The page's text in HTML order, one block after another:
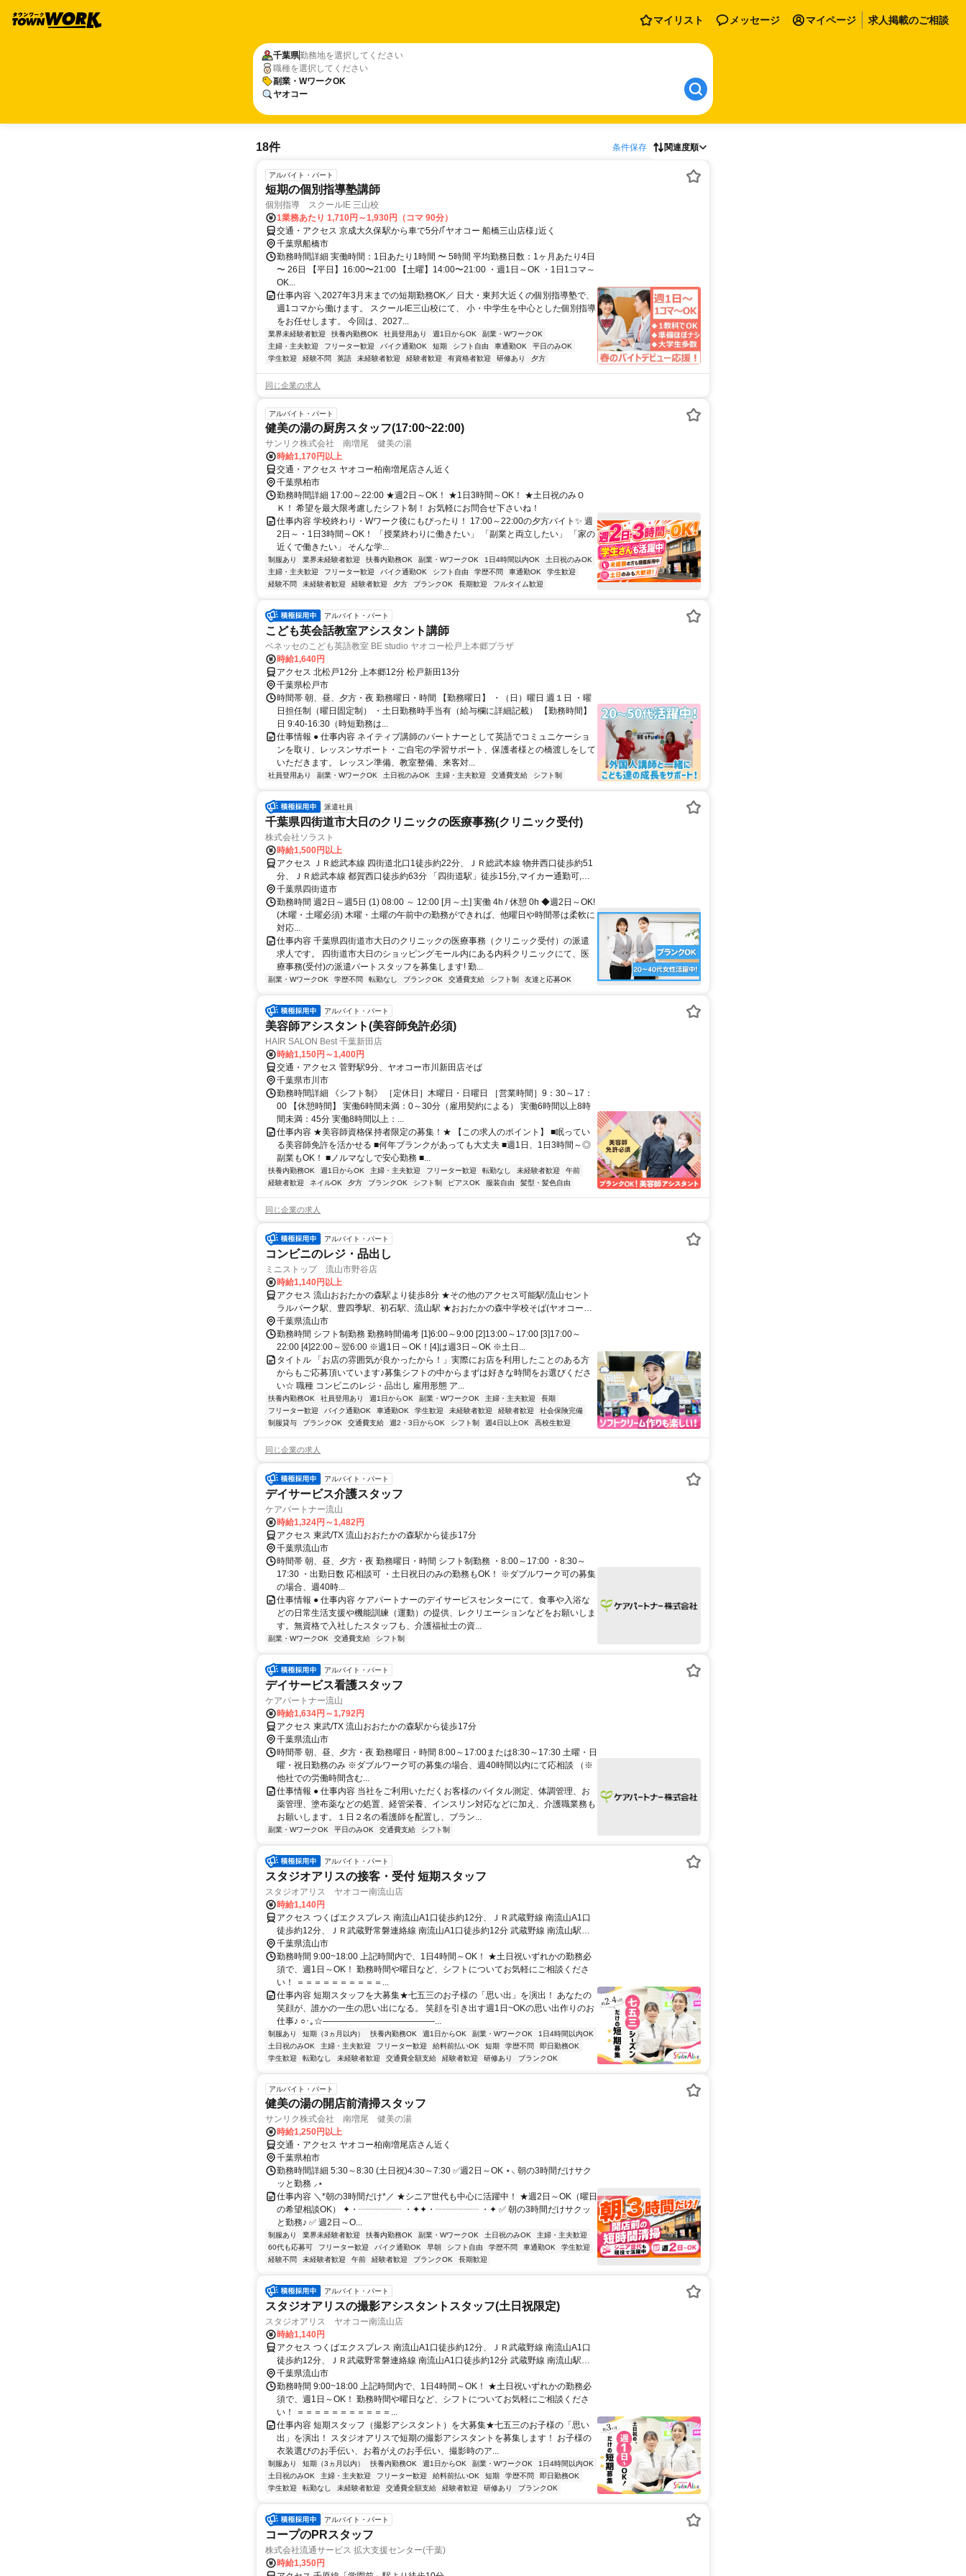
マイリスト メッセージ マイページ 求人掲載のご相談
千葉県勤務地を選択してください
職種を選択してください
副業・WワークOK
ヤオコー
18件 条件保存 関連度順
アルバイト・パート
短期の個別指導塾講師
個別指導 スクールIE 三山校
1業務あたり 1,710円～1,930円（コマ 90分）
交通・アクセス 京成大久保駅から車で5分/｢ヤオコー 船橋三山店様｣近く
千葉県船橋市
勤務時間詳細 実働時間：1日あたり1時間 〜 5時間 平均勤務日数：1ヶ月あたり4日
〜 26日 【平日】16:00〜21:00 【土曜】14:00〜21:00 ・週1日～OK ・1日1コマ～
OK...
仕事内容 ＼2027年3月末までの短期勤務OK／ 日大・東邦大近くの個別指導塾で、
週1コマから働けます。 スクールIE三山校にて、 小・中学生を中心とした個別指導
をお任せします。 今回は、2027...
業界未経験者歓迎 扶養内勤務OK 社員登用あり 週1日からOK
副業・WワークOK
主婦・主夫歓迎
フリーター歓迎 バイク通勤OK 短期 シフト自由 車通勤OK
平日のみOK
学生歓迎
経験不問 英語 未経験者歓迎 経験者歓迎 有資格者歓迎 研修あり 夕方
同じ企業の求人
アルバイト・パート
健美の湯の厨房スタッフ(17:00~22:00)
サンリク株式会社 南増尾 健美の湯
時給1,170円以上
交通・アクセス ヤオコー柏南増尾店さん近く
千葉県柏市
勤務時間詳細 17:00～22:00 ★週2日～OK！ ★1日3時間～OK！ ★土日祝のみＯ
Ｋ！ 希望を最大限考慮したシフト制！ お気軽にお問合せ下さいね！
仕事内容 学校終わり・Wワーク後にもぴったり！ 17:00～22:00の夕方バイト✨ 週
2日～・1日3時間～OK！ 「授業終わりに働きたい」 「副業と両立したい」 「家の
近くで働きたい」 そんな学...
制服あり 業界未経験者歓迎 扶養内勤務OK 副業・WワークOK 1日4時間以内OK
土日祝のみOK
主婦・主夫歓迎
フリーター歓迎 バイク通勤OK シフト自由 学歴不問 車通勤OK
学生歓迎
経験不問
未経験者歓迎 経験者歓迎 夕方 ブランクOK 長期歓迎 フルタイム歓迎
アルバイト・パート
こども英会話教室アシスタント講師
ベネッセのこども英語教室 BE studio ヤオコー松戸上本郷プラザ
時給1,640円
アクセス 北松戸12分 上本郷12分 松戸新田13分
千葉県松戸市
時間帯 朝、昼、夕方・夜 勤務曜日・時間 【勤務曜日】 ・（日）曜日 週１日 ・曜
日担任制（曜日固定制） ・土日勤務時手当有（給与欄に詳細記載） 【勤務時間】
日 9:40-16:30（時短勤務は...
仕事情報 ● 仕事内容 ネイティブ講師のパートナーとして英語でコミュニケーショ
ンを取り、レッスンサポート・ご自宅の学習サポート、保護者様との橋渡しをして
いただきます。 レッスン準備、教室整備、来客対...
社員登用あり 副業・WワークOK 土日祝のみOK 主婦・主夫歓迎 交通費支給 シフト制
派遣社員
千葉県四街道市大日のクリニックの医療事務(クリニック受付)
株式会社ソラスト
時給1,500円以上
アクセス ＪＲ総武本線 四街道北口1徒歩約22分、ＪＲ総武本線 物井西口徒歩約51
分、ＪＲ総武本線 都賀西口徒歩約63分 「四街道駅」徒歩15分,マイカー通勤可,自
転車通勤可,駐車場あり,駐輪場あり,敷地内全て禁煙
千葉県四街道市
勤務時間 週2日～週5日 (1) 08:00 ～ 12:00 [月～土] 実働 4h / 休憩 0h ◆週2日～OK!
(木曜・土曜必須) 木曜・土曜の午前中の勤務ができれば、他曜日や時間帯は柔軟に
対応...
仕事内容 千葉県四街道市大日のクリニックの医療事務（クリニック受付）の派遣
求人です。 四街道市大日のショッピングモール内にある内科クリニックにて、医
療事務(受付)の派遣パートスタッフを募集します! 勤...
副業・WワークOK 学歴不問 転勤なし ブランクOK 交通費支給 シフト制 友達と応募OK
アルバイト・パート
美容師アシスタント(美容師免許必須)
HAIR SALON Best 千葉新田店
時給1,150円～1,400円
交通・アクセス 菅野駅9分、ヤオコー市川新田店そば
千葉県市川市
勤務時間詳細 《シフト制》 ［定休日］木曜日・日曜日 ［営業時間］9：30～17：
00 【休憩時間】 実働6時間未満：0～30分（雇用契約による） 実働6時間以上8時
間未満：45分 実働8時間以上：...
仕事内容 ★美容師資格保持者限定の募集！★ 【この求人のポイント】 ■眠ってい
る美容師免許を活かせる ■何年ブランクがあっても大丈夫 ■週1日、1日3時間～◎
副業もOK！ ■ノルマなしで安心勤務 ■...
扶養内勤務OK 週1日からOK 主婦・主夫歓迎 フリーター歓迎 転勤なし 未経験者歓迎
午前
経験者歓迎
ネイルOK 夕方 ブランクOK シフト制 ピアスOK 服装自由 髪型・髪色自由
同じ企業の求人
アルバイト・パート
コンビニのレジ・品出し
ミニストップ 流山市野谷店
時給1,140円以上
アクセス 流山おおたかの森駅より徒歩8分 ★その他のアクセス可能駅/流山セント
ラルパーク駅、豊四季駅、初石駅、流山駅 ★おおたかの森中学校そば(ヤオコー・
マツモトキヨシ・スターバックス近く)
千葉県流山市
勤務時間 シフト制勤務 勤務時間備考 [1]6:00～9:00 [2]13:00～17:00 [3]17:00～
22:00 [4]22:00～翌6:00 ※週1日～OK！[4]は週3日～OK ※土日...
タイトル 「お店の雰囲気が良かったから！」実際にお店を利用したことのある方
からもご応募頂いています♪募集シフトの中からまずは好きな時間をお選びくださ
い☆ 職種 コンビニのレジ・品出し 雇用形態 ア...
扶養内勤務OK 社員登用あり 週1日からOK 副業・WワークOK 主婦・主夫歓迎
長期
フリーター歓迎
バイク通勤OK 車通勤OK 学生歓迎 未経験者歓迎 経験者歓迎
社会保険完備
制服貸与
ブランクOK 交通費支給 週2・3日からOK シフト制 週4日以上OK 高校生歓迎
同じ企業の求人
アルバイト・パート
デイサービス介護スタッフ
ケアパートナー流山
時給1,324円～1,482円
アクセス 東武/TX 流山おおたかの森駅から徒歩17分
千葉県流山市
時間帯 朝、昼、夕方・夜 勤務曜日・時間 シフト制勤務 ・8:00～17:00 ・8:30～
17:30 ・出勤日数 応相談可 ・土日祝日のみの勤務もOK！ ※ダブルワーク可の募集
の場合、週40時...
仕事情報 ● 仕事内容 ケアパートナーのデイサービスセンターにて、食事や入浴な
どの日常生活支援や機能訓練（運動）の提供、レクリエーションなどをお願いしま
す。無資格で入社したスタッフも、介護福祉士の資...
副業・WワークOK 交通費支給 シフト制
アルバイト・パート
デイサービス看護スタッフ
ケアパートナー流山
時給1,634円～1,792円
アクセス 東武/TX 流山おおたかの森駅から徒歩17分
千葉県流山市
時間帯 朝、昼、夕方・夜 勤務曜日・時間 8:00～17:00または8:30～17:30 土曜・日
曜・祝日勤務のみ ※ダブルワーク可の募集の場合、週40時間以内にて応相談 （※
他社での労働時間含む...
仕事情報 ● 仕事内容 当社をご利用いただくお客様のバイタル測定、体調管理、お
薬管理、塗布薬などの処置、経管栄養、インスリン対応などに加え、介護職業務も
お願いします。１日２名の看護師を配置し、ブラン...
副業・WワークOK 平日のみOK 交通費支給 シフト制
アルバイト・パート
スタジオアリスの接客・受付 短期スタッフ
スタジオアリス ヤオコー南流山店
時給1,140円
アクセス つくばエクスプレス 南流山A1口徒歩約12分、ＪＲ武蔵野線 南流山A1口
徒歩約12分、ＪＲ武蔵野常磐連絡線 南流山A1口徒歩約12分 武蔵野線 南流山駅よ
り徒歩15分
千葉県流山市
勤務時間 9:00~18:00 上記時間内で、1日4時間～OK！ ★土日祝いずれかの勤務必
須で、週1日～OK！ 勤務時間や曜日など、シフトについてお気軽にご相談くださ
い！ ＝＝＝＝＝＝＝＝＝＝...
仕事内容 短期スタッフを大募集★七五三のお子様の「思い出」を演出！ あなたの
笑顔が、誰かの一生の思い出になる。 笑顔を引き出す週1日~OKの思い出作りのお
仕事♪ ○･｡☆―――――――――――――...
制服あり 短期（3ヵ月以内） 扶養内勤務OK 週1日からOK 副業・WワークOK
1日4時間以内OK
土日祝のみOK
主婦・主夫歓迎 フリーター歓迎 給料前払いOK 短期 学歴不問
即日勤務OK
学生歓迎
転勤なし 未経験者歓迎 交通費全額支給 経験者歓迎 研修あり ブランクOK
アルバイト・パート
健美の湯の開店前清掃スタッフ
サンリク株式会社 南増尾 健美の湯
時給1,250円以上
交通・アクセス ヤオコー柏南増尾店さん近く
千葉県柏市
勤務時間詳細 5:30～8:30 (土日祝)4:30～7:30 ✅週2日～OK ⋆⸜ 朝の3時間だけサク
ッと勤務 ⸝⋆
仕事内容 ＼*朝の3時間だけ*／ ★シニア世代も中心に活躍中！ ★週2日～OK（曜日
の希望相談OK） ✦・┈┈┈┈┈ ・✦✦・┈┈┈┈┈ ・✦ ✅ 朝の3時間だけサクッ
と勤務♪ ✅ 週2日～O...
制服あり 業界未経験者歓迎 扶養内勤務OK 副業・WワークOK 土日祝のみOK
主婦・主夫歓迎
60代も応募可
フリーター歓迎 バイク通勤OK 早朝 シフト自由 学歴不問 車通勤OK
学生歓迎
経験不問
未経験者歓迎 午前 経験者歓迎 ブランクOK 長期歓迎
アルバイト・パート
スタジオアリスの撮影アシスタントスタッフ(土日祝限定)
スタジオアリス ヤオコー南流山店
時給1,140円
アクセス つくばエクスプレス 南流山A1口徒歩約12分、ＪＲ武蔵野線 南流山A1口
徒歩約12分、ＪＲ武蔵野常磐連絡線 南流山A1口徒歩約12分 武蔵野線 南流山駅よ
り徒歩15分
千葉県流山市
勤務時間 9:00~18:00 上記時間内で、1日4時間～OK！ ★土日祝いずれかの勤務必
須で、週1日～OK！ 勤務時間や曜日など、シフトについてお気軽にご相談くださ
い！ ＝＝＝＝＝＝＝＝＝＝＝...
仕事内容 短期スタッフ（撮影アシスタント）を大募集★七五三のお子様の「思い
出」を演出！ スタジオアリスで短期の撮影アシスタントを募集します！ お子様の
衣装選びのお手伝い、お着がえのお手伝い、撮影時のア...
制服あり 短期（3ヵ月以内） 扶養内勤務OK 週1日からOK 副業・WワークOK
1日4時間以内OK
土日祝のみOK
主婦・主夫歓迎 フリーター歓迎 給料前払いOK 短期 学歴不問
即日勤務OK
学生歓迎
転勤なし 未経験者歓迎 交通費全額支給 経験者歓迎 研修あり ブランクOK
アルバイト・パート
コープのPRスタッフ
株式会社流通サービス 拡大支援センター(千葉)
時給1,350円